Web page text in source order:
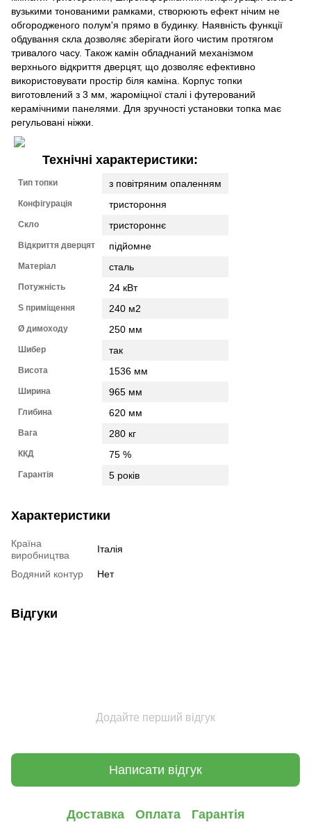
вузькими тонованими рамками, створюють ефект нічим не
обгородженого полум'я прямо в будинку. Наявність функції
обдування скла дозволяє зберігати його чистим протягом
тривалого часу. Також камін обладнаний механізмом
верхнього відкриття дверцят, що дозволяє ефективно
використовувати простір біля каміна. Корпус топки
виготовлений з 3 мм, жароміцної сталі і футерований
керамічними панелями. Для зручності установки топка має
регульовані ніжки.
Технічні характеристики:
Тип топки з повітряним опаленням
Конфігурація тристороння
Скло тристороннє
Відкриття дверцят підйомне
Матеріал сталь
Потужність 24 кВт
S приміщення 240 м2
Ø димоходу 250 мм
Шибер так
Висота 1536 мм
Ширина 965 мм
Глибина 620 мм
Вага 280 кг
ККД 75 %
Гарантія 5 років
Характеристики
Країна
виробництва
Італія
Водяний контур Нет
Відгуки
Додайте перший відгук
Написати відгук
Доставка Оплата Гарантія